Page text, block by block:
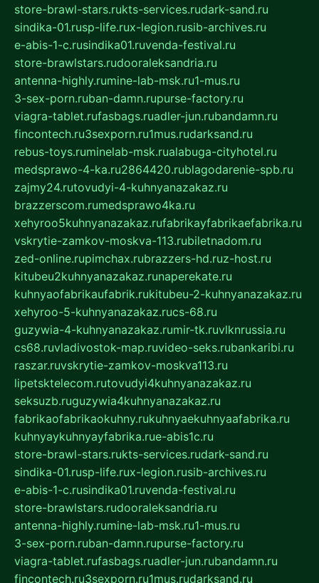
store-brawl-stars.rukts-services.rudark-sand.ru
sindika-01.rusp-life.rux-legion.rusib-archives.ru
e-abis-1-c.rusindika01.ruvenda-festival.ru
store-brawlstars.rudooraleksandria.ru
antenna-highly.rumine-lab-msk.ru1-mus.ru
3-sex-porn.ruban-damn.rupurse-factory.ru
viagra-tablet.rufasbags.ruadler-jun.rubandamn.ru
fincontech.ru3sexporn.ru1mus.rudarksand.ru
rebus-toys.ruminelab-msk.rualabuga-cityhotel.ru
medsprawo-4-ka.ru2864420.rublagodarenie-spb.ru
zajmy24.rutovudyi-4-kuhnyanazakaz.ru
brazzerscom.rumedsprawo4ka.ru
xehyroo5kuhnyanazakaz.rufabrikayfabrikaefabrika.ru
vskrytie-zamkov-moskva-113.rubiletnadom.ru
zed-online.rupimchax.rubrazzers-hd.ruz-host.ru
kitubeu2kuhnyanazakaz.runaperekate.ru
kuhnyaofabrikaufabrik.rukitubeu-2-kuhnyanazakaz.ru
xehyroo-5-kuhnyanazakaz.rucs-68.ru
guzywia-4-kuhnyanazakaz.rumir-tk.ruvlknrussia.ru
cs68.ruvladivostok-map.ruvideo-seks.rubankaribi.ru
raszar.ruvskrytie-zamkov-moskva113.ru
lipetsktelecom.rutovudyi4kuhnyanazakaz.ru
seksuzb.ruguzywia4kuhnyanazakaz.ru
fabrikaofabrikaokuhny.rukuhnyaekuhnyaafabrika.ru
kuhnyaykuhnyayfabrika.rue-abis1c.ru
store-brawl-stars.rukts-services.rudark-sand.ru
sindika-01.rusp-life.rux-legion.rusib-archives.ru
e-abis-1-c.rusindika01.ruvenda-festival.ru
store-brawlstars.rudooraleksandria.ru
antenna-highly.rumine-lab-msk.ru1-mus.ru
3-sex-porn.ruban-damn.rupurse-factory.ru
viagra-tablet.rufasbags.ruadler-jun.rubandamn.ru
fincontech.ru3sexporn.ru1mus.rudarksand.ru